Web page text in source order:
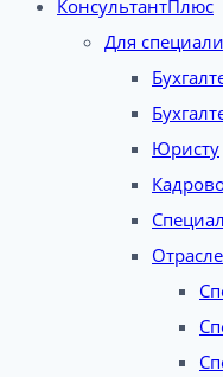
КонсультантПлюс
Для
Юристу